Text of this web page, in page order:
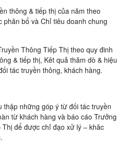
thông & tiếp thị của năm theo
phân bổ và Chỉ tiêu doanh chung
Thông Tiếp Thị theo quy đinh
& tiếp thị, Kêt quả thăm dò & hiệu
tác truyền thông, khách hàng.
thập những góp ý từ đối tác truyền
từ khách hàng và báo cáo Trưởng
để được chỉ đạo xử lý – khăc